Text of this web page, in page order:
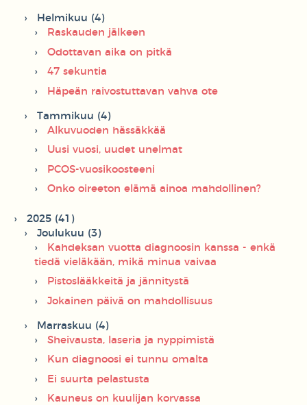
Helmikuu (4)
Raskauden jälkeen
Odottavan aika on pitkä
47 sekuntia
Häpeän raivostuttavan vahva ote
Tammikuu (4)
Alkuvuoden hässäkkää
Uusi vuosi, uudet unelmat
PCOS-vuosikoosteeni
Onko oireeton elämä ainoa mahdollinen?
2025 (41)
Joulukuu (3)
Kahdeksan vuotta diagnoosin kanssa - enkä
tiedä vieläkään, mikä minua vaivaa
Pistoslääkkeitä ja jännitystä
Jokainen päivä on mahdollisuus
Marraskuu (4)
Sheivausta, laseria ja nyppimistä
Kun diagnoosi ei tunnu omalta
Ei suurta pelastusta
Kauneus on kuulijan korvassa